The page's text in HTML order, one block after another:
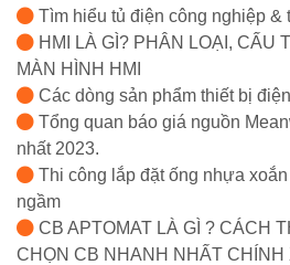
Tìm hiểu tủ điện công nghiệp &
HMI LÀ GÌ? PHÂN LOẠI, CẤU
MÀN HÌNH HMI
Các dòng sản phẩm thiết bị
Tổng quan báo giá nguồn
nhất 2023.
Thi công lắp đặt ống nhựa
ngầm
CB APTOMAT LÀ GÌ ? CÁCH
CHỌN CB NHANH NHẤT CHÍNH